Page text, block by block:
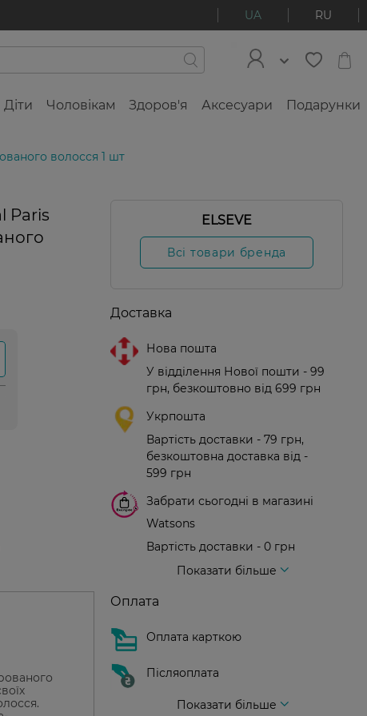
UA RU
Діти Чоловікам Здоров'я Аксесуари Подарунки
волосся 1 шт
Paris
ELSEVE
Всі товари бренда
Доставка
Нова пошта
У відділення Нової пошти - 99
грн, безкоштовно від 699 грн
Укрпошта
Вартість доставки - 79 грн,
безкоштовна доставка від -
599 грн
Забрати сьогодні в магазині
Watsons
Вартість доставки - 0 грн
Показати більше
Оплата
Оплата карткою
Післяоплата
Показати більше